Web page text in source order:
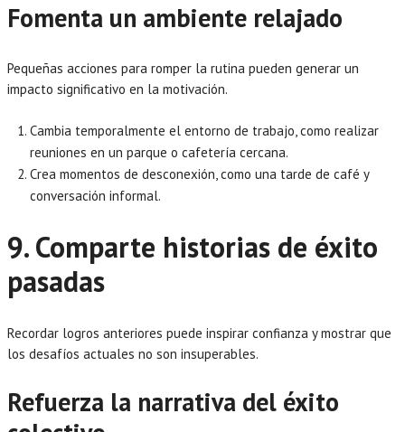
Fomenta un ambiente relajado
Pequeñas acciones para romper la rutina pueden generar un
impacto significativo en la motivación.
Cambia temporalmente el entorno de trabajo, como realizar
reuniones en un parque o cafetería cercana.
Crea momentos de desconexión, como una tarde de café y
conversación informal.
9. Comparte historias de éxito
pasadas
Recordar logros anteriores puede inspirar confianza y mostrar que
los desafíos actuales no son insuperables.
Refuerza la narrativa del éxito